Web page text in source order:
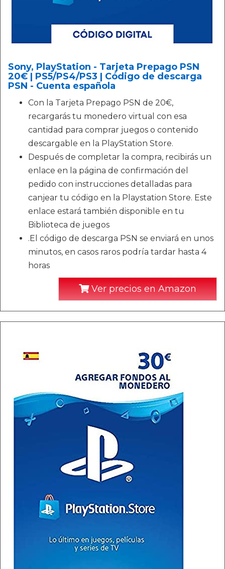
Sony, PlayStation - Tarjeta Prepago PSN
20€ | PS5/PS4/PS3 | Código de descarga
PSN - Cuenta española
Con la Tarjeta Prepago PSN de 20€,
recargarás tu monedero virtual con esa
cantidad para comprar juegos o contenido
descargable en la PlayStation Store.
Después de completar la compra, recibirás un
enlace en la página de confirmación del
pedido con instrucciones detalladas para
canjear tu código en la Playstation Store. Este
enlace estará también disponible en tu
Biblioteca de juegos
.El código de descarga PSN se enviará en unos
minutos, en casos raros podría tardar hasta 4
horas
Ver precios en Amazon